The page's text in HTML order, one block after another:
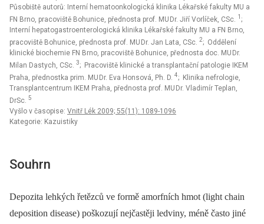
Působiště autorů: Interní hematoonkologická klinika Lékařské fakulty MU a
FN Brno, pracoviště Bohunice, přednosta prof. MU Dr. Jiří Vorlíček, CSc. 1 ;
Interní hepatogastroenterologická klinika Lékařské fakulty MU a FN Brno,
pracoviště Bohunice, přednosta prof. MU Dr. Jan Lata, CSc. 2; Oddělení
klinické bio­chemie FN Brno, pracoviště Bohunice, přednosta doc. MU Dr.
Milan Dastych, CSc. 3; Pracoviště klinické a transplantační patologie IKEM
Praha, přednostka prim. MU Dr. Eva Honsová, Ph. D. 4; Klinika nefrologie,
Transplantcentrum IKEM Praha, přednosta prof. MU Dr. Vladimír Teplan,
DrSc. 5
Vyšlo v časopise: Vnitř Lék 2009; 55(11): 1089-1096
Kategorie: Kazuistiky
Souhrn
Depozita lehkých řetězců ve formě amorfních hmot (light chain
deposition disease) poškozují nejčastěji ledviny, méně často jiné